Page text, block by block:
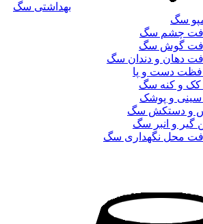
بهداشتی سگ
سگ
چشم سگ
گوش سگ
دهان و دندان سگ
دست و پا
و کنه سگ
سینی و پوشک
و دستکش سگ
گیر و انبر سگ
محل نگهداری سگ